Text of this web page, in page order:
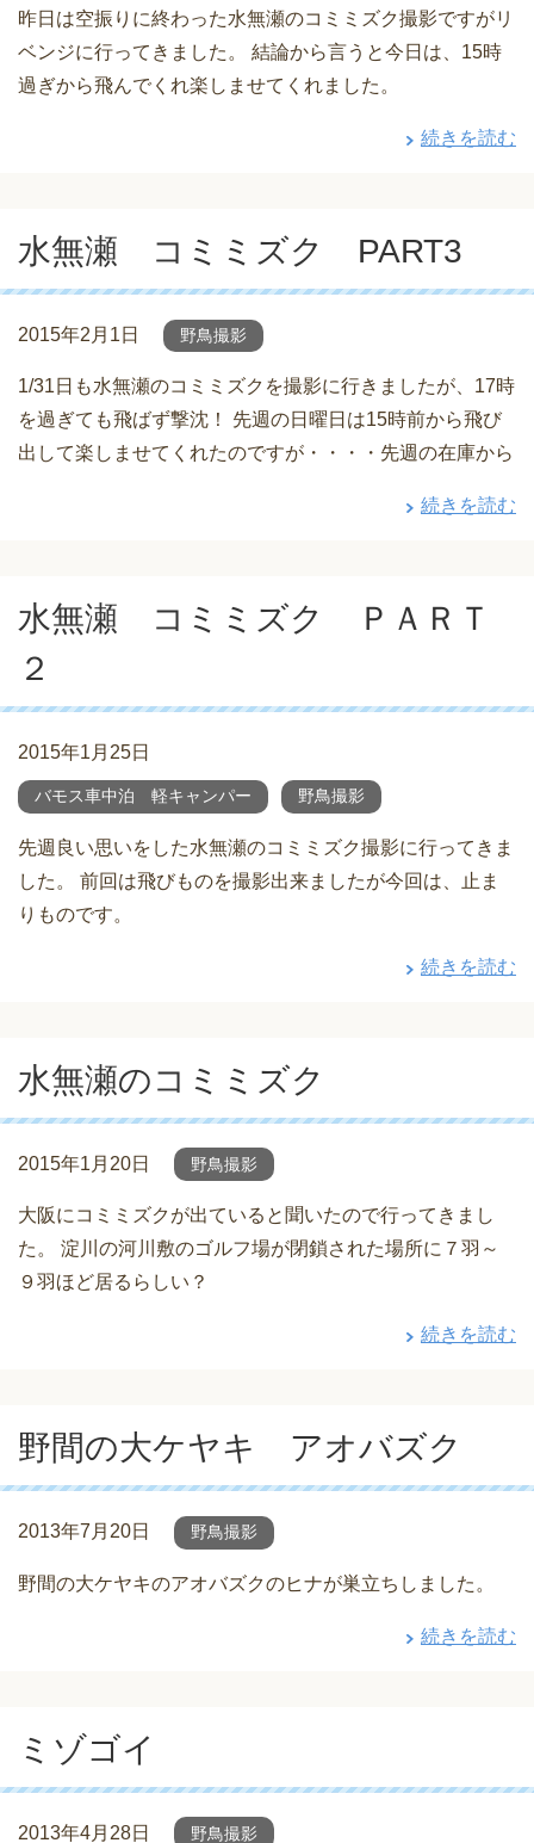
昨日は空振りに終わった水無瀬のコミミズク撮影ですがリ
ベンジに行ってきました。 結論から言うと今日は、15時
過ぎから飛んでくれ楽しませてくれました。
続きを読む
水無瀬 コミミズク PART3
2015年2月1日 野鳥撮影
1/31日も水無瀬のコミミズクを撮影に行きましたが、17時
を過ぎても飛ばず撃沈！ 先週の日曜日は15時前から飛び
出して楽しませてくれたのですが・・・・先週の在庫から
続きを読む
水無瀬 コミミズク ＰＡＲＴ
２
2015年1月25日
バモス車中泊 軽キャンパー 野鳥撮影
先週良い思いをした水無瀬のコミミズク撮影に行ってきま
した。 前回は飛びものを撮影出来ましたが今回は、止ま
りものです。
続きを読む
水無瀬のコミミズク
2015年1月20日 野鳥撮影
大阪にコミミズクが出ていると聞いたので行ってきまし
た。 淀川の河川敷のゴルフ場が閉鎖された場所に７羽～
９羽ほど居るらしい？
続きを読む
野間の大ケヤキ アオバズク
2013年7月20日 野鳥撮影
野間の大ケヤキのアオバズクのヒナが巣立ちしました。
続きを読む
ミゾゴイ
2013年4月28日 野鳥撮影